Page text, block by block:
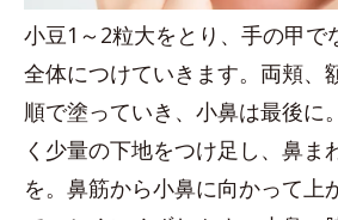
小豆1～2粒大をとり、手の甲で
全体につけていきます。両頬、
順で塗っていき、小鼻は最後に
く少量の下地をつけ足し、鼻ま
を。鼻筋から小鼻に向かって上